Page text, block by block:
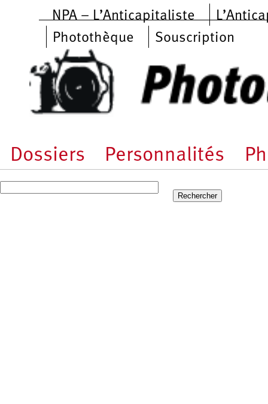
Aller au contenu principal
NPA – L’Anticapitaliste
Photothèque
Souscription
Dossiers Personnalités